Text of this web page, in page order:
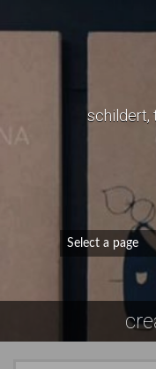
schildert,